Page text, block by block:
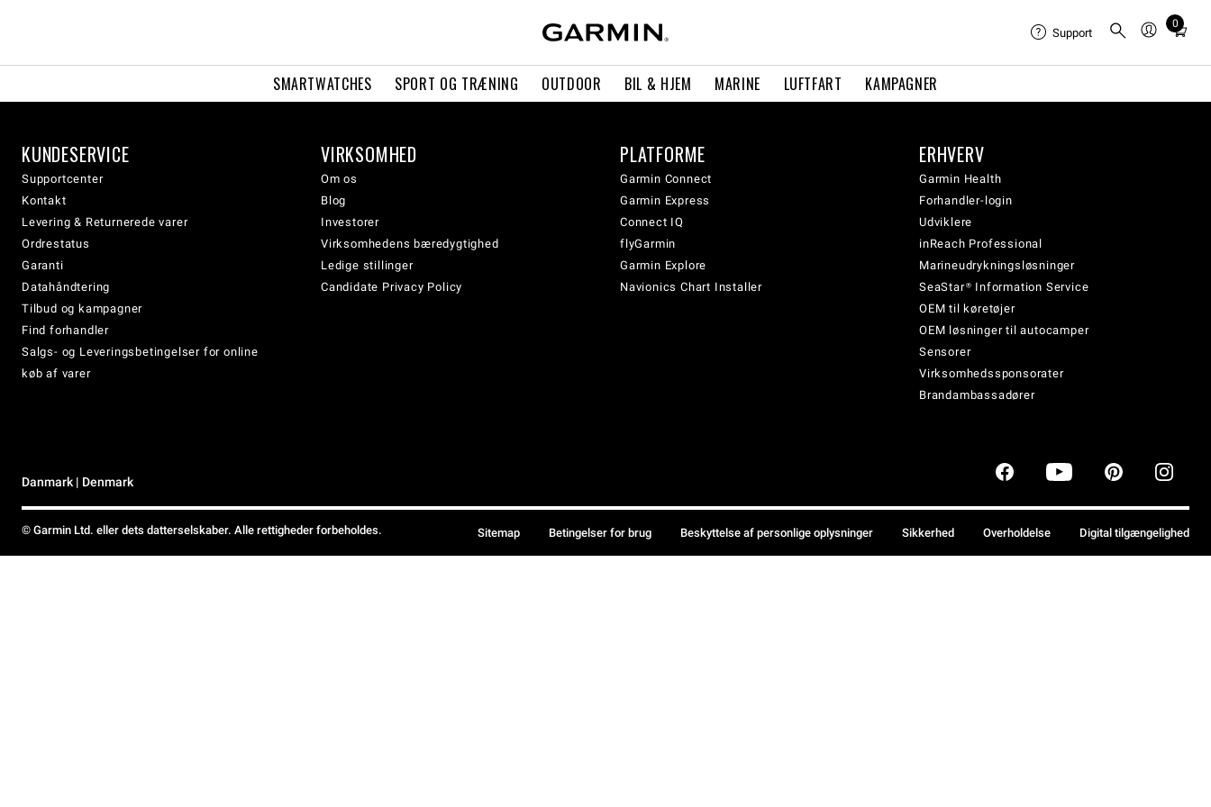
SMARTWATCHES SPORT OG TRÆNING OUTDOOR BIL & HJEM MARINE LUFTFART KAMPAGNER
Support
0
Total
cart:
KUNDESERVICE
Supportcenter
Kontakt
Levering & Returnerede varer
Ordrestatus
Garanti
Datahåndtering
Tilbud og kampagner
Find forhandler
Salgs- og Leveringsbetingelser for online
køb af varer
VIRKSOMHED
Om os
Blog
Investorer
Virksomhedens bæredygtighed
Ledige stillinger
Candidate Privacy Policy
PLATFORME
Garmin Connect
Garmin Express
Connect IQ
flyGarmin
Garmin Explore
Navionics Chart Installer
ERHVERV
Garmin Health
Forhandler-login
Udviklere
inReach Professional
Marineudrykningsløsninger
SeaStar® Information Service
OEM til køretøjer
OEM løsninger til autocamper
Sensorer
Virksomhedssponsorater
Brandambassadører
Danmark | Denmark
© Garmin Ltd. eller dets datterselskaber. Alle rettigheder forbeholdes. Sitemap Betingelser for brug Beskyttelse af personlige oplysninger Sikkerhed Overholdelse Digital tilgængelighed